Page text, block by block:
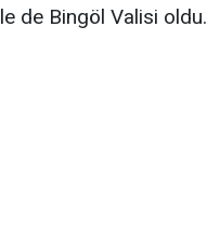
de Bingöl Valisi oldu.